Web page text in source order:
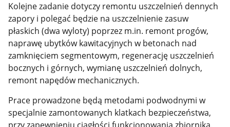
Kolejne zadanie dotyczy remontu uszczelnień dennych
zapory i polegać będzie na uszczelnienie zasuw
płaskich (dwa wyloty) poprzez m.in. remont progów,
naprawę ubytków kawitacyjnych w betonach nad
zamknięciem segmentowym, regenerację uszczelnień
bocznych i górnych, wymianę uszczelnień dolnych,
remont napędów mechanicznych.
Prace prowadzone będą metodami podwodnymi w
specjalnie zamontowanych klatkach bezpieczeństwa,